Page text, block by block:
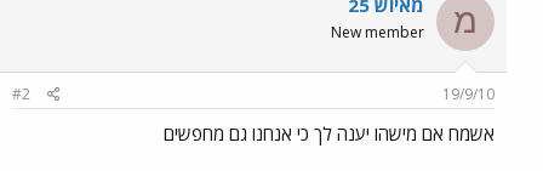
מ New member
19/9/10
#2
אשמח אם מישהו יענה לך כי אנחנו גם מחפשים